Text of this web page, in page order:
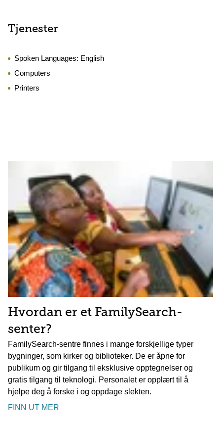
Tjenester
Spoken Languages: English
Computers
Printers
Hvordan er et FamilySearch-
senter?
FamilySearch-sentre finnes i mange forskjellige typer
bygninger, som kirker og biblioteker. De er åpne for
publikum og gir tilgang til eksklusive opptegnelser og
gratis tilgang til teknologi. Personalet er opplært til å
hjelpe deg å forske i og oppdage slekten.
FINN UT MER